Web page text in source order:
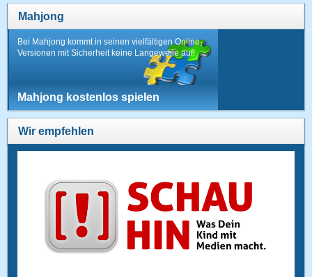
Mahjong
Bei Mahjong kommt in seinen vielfältigen Online-
Versionen mit Sicherheit keine Langeweile auf!
Mahjong kostenlos spielen
Wir empfehlen